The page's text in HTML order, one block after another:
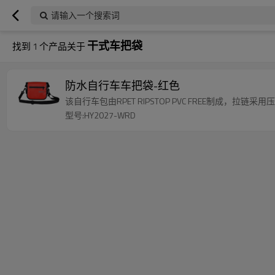
请输入一个搜索词
找到 1 个产品关于干式车把袋
防水自行车车把袋-红色
该自行车包由RPET RIPSTOP PVC FREE制成，拉链采用
型号:HY2027-WRD